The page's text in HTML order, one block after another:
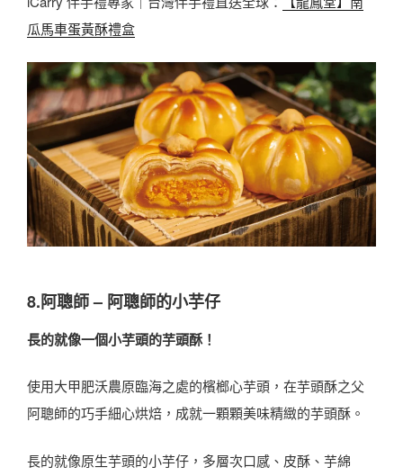
瓜馬車蛋黃酥禮盒
8.阿聰師 – 阿聰師的小芋仔
長的就像一個小芋頭的芋頭酥！
使用大甲肥沃農原臨海之處的檳榔心芋頭，在芋頭酥之父
阿聰師的巧手細心烘焙，成就一顆顆美味精緻的芋頭酥。
長的就像原生芋頭的小芋仔，多層次口感、皮酥、芋綿